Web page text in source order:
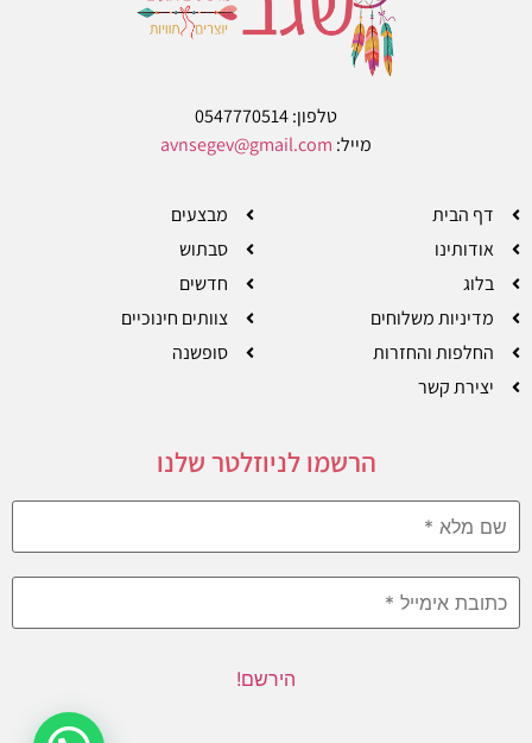
טלפון: 0547770514
מייל: avnsegev@gmail.com
דף הבית
אודותינו
בלוג
מדיניות משלוחים
החלפות והחזרות
יצירת קשר
מבצעים
סבתוש
חדשים
צוותים חינוכיים
סופשנה
הרשמו לניוזלטר שלנו